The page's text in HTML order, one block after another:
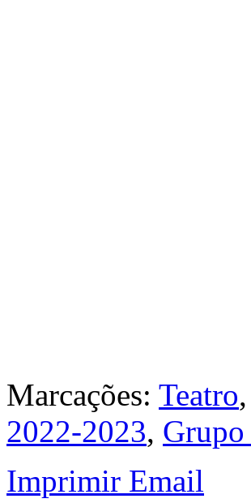
Marcações: Teatro,
2022-2023,
Imprimir Email